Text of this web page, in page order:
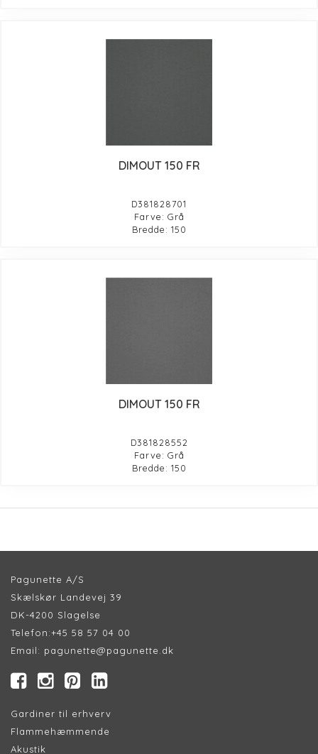
DIMOUT 150 FR
D381828701
Farve: Grå
Bredde: 150
DIMOUT 150 FR
D381828552
Farve: Grå
Bredde: 150
Pagunette A/S
Skælskør Landevej 39
DK-4200 Slagelse
Telefon:+45 58 57 04 00
Email: pagunette@pagunette.dk
Gardiner til erhverv
Flammehæmmende
Akustik